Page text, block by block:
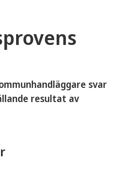
svar
resultat av